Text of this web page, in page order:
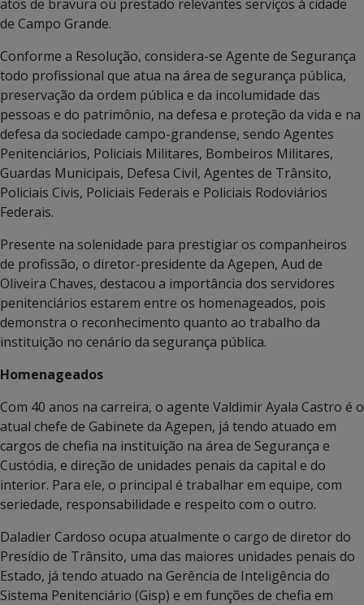
atos de bravura ou prestado relevantes serviços à cidade
de Campo Grande.
Conforme a Resolução, considera-se Agente de Segurança
todo profissional que atua na área de segurança pública,
preservação da ordem pública e da incolumidade das
pessoas e do patrimônio, na defesa e proteção da vida e na
defesa da sociedade campo-grandense, sendo Agentes
Penitenciários, Policiais Militares, Bombeiros Militares,
Guardas Municipais, Defesa Civil, Agentes de Trânsito,
Policiais Civis, Policiais Federais e Policiais Rodoviários
Federais.
Presente na solenidade para prestigiar os companheiros
de profissão, o diretor-presidente da Agepen, Aud de
Oliveira Chaves, destacou a importância dos servidores
penitenciários estarem entre os homenageados, pois
demonstra o reconhecimento quanto ao trabalho da
instituição no cenário da segurança pública.
Homenageados
Com 40 anos na carreira, o agente Valdimir Ayala Castro é o
atual chefe de Gabinete da Agepen, já tendo atuado em
cargos de chefia na instituição na área de Segurança e
Custódia, e direção de unidades penais da capital e do
interior. Para ele, o principal é trabalhar em equipe, com
seriedade, responsabilidade e respeito com o outro.
Daladier Cardoso ocupa atualmente o cargo de diretor do
Presídio de Trânsito, uma das maiores unidades penais do
Estado, já tendo atuado na Gerência de Inteligência do
Sistema Penitenciário (Gisp) e em funções de chefia em